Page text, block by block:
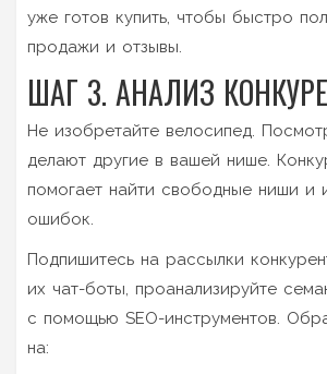
уже готов купить, чтобы быстро
продажи и отзывы.
ШАГ 3. АНАЛИЗ
Не изобретайте велосипед.
делают другие в вашей нише.
помогает найти свободные ниши и
ошибок.
Подпишитесь на рассылки
их чат-боты, проанализируйте
с помощью SEO-инструментов.
на: